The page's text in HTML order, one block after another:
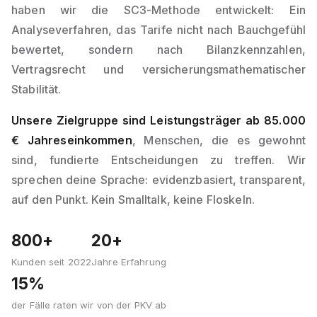
haben wir die SC3-Methode entwickelt: Ein
Analyseverfahren, das Tarife nicht nach Bauchgefühl
bewertet, sondern nach Bilanzkennzahlen,
Vertragsrecht und versicherungsmathematischer
Stabilität.
Unsere Zielgruppe sind Leistungsträger ab 85.000
€ Jahreseinkommen, Menschen, die es gewohnt
sind, fundierte Entscheidungen zu treffen. Wir
sprechen deine Sprache: evidenzbasiert, transparent,
auf den Punkt. Kein Smalltalk, keine Floskeln.
800+
Kunden seit 2022
20+
Jahre Erfahrung
15%
der Fälle raten wir von der PKV ab